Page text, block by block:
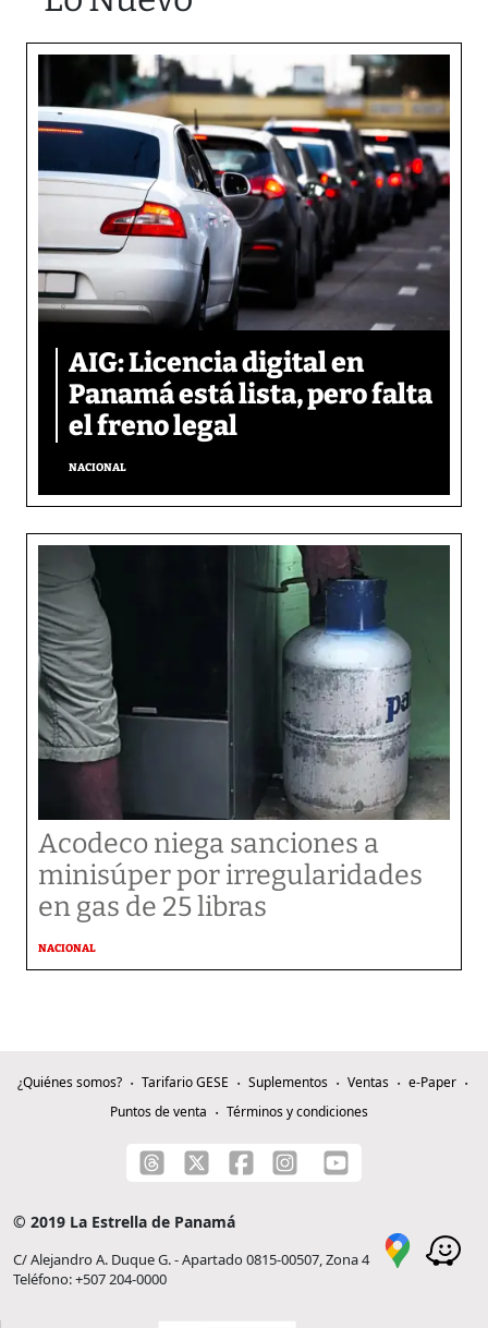
AIG: Licencia digital en
Panamá está lista, pero falta
el freno legal
NACIONAL
Acodeco niega sanciones a
minisúper por irregularidades
en gas de 25 libras
NACIONAL
¿Quiénes somos? Tarifario GESE Suplementos Ventas
e-Paper
Puntos de venta
Términos y condiciones
© 2019 La Estrella de Panamá
C/ Alejandro A. Duque G. - Apartado 0815-00507, Zona 4
Teléfono: +507 204-0000